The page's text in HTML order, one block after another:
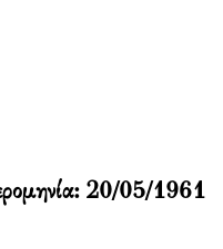
20/05/1961